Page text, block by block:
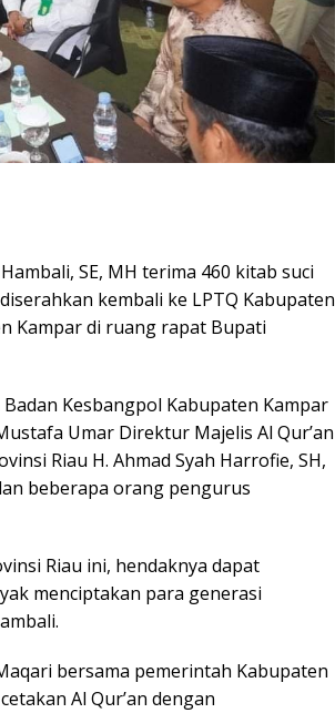
SE, MH terima 460 kitab suci
kembali ke LPTQ Kabupaten
Kampar di ruang rapat Bupati
Kesbangpol Kabupaten Kampar
Umar Direktur Majelis Al Qur’an
Riau H. Ahmad Syah Harrofie, SH,
beberapa orang pengurus
Riau ini, hendaknya dapat
menciptakan para generasi
bersama pemerintah Kabupaten
Al Qur’an dengan